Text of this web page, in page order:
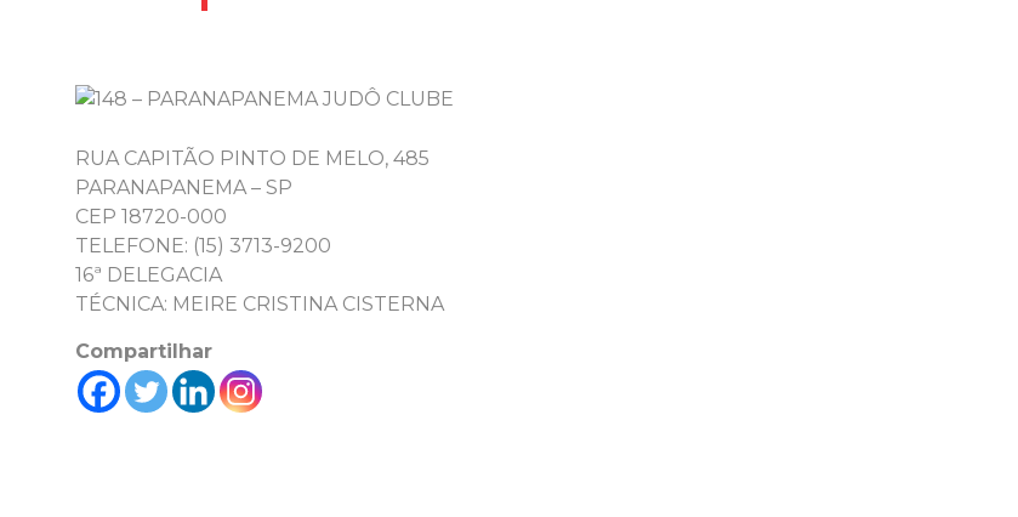
RUA CAPITÃO PINTO DE MELO, 485
PARANAPANEMA – SP
CEP 18720-000
TELEFONE: (15) 3713-9200
16ª DELEGACIA
TÉCNICA: MEIRE CRISTINA CISTERNA
Compartilhar